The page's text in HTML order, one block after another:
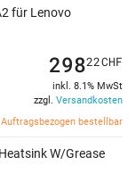
für Lenovo
Auftragsbezogen bestellbar
29822CHF
inkl. 8.1% MwSt
zzgl. Versandkosten
W/Grease